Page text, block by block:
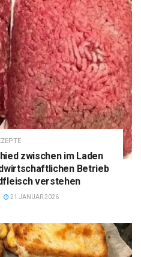
zwischen im Laden
Betrieb
verstehen
21 JANUAR 2026